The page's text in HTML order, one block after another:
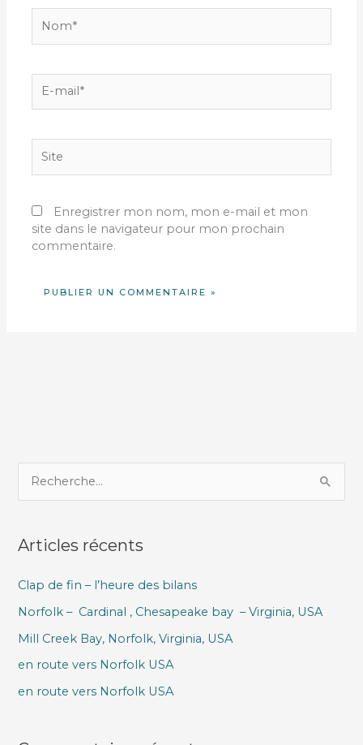
mail*
Enregistrer mon nom, mon e-mail et mon
site dans le navigateur pour mon prochain
commentaire.
h
r
c
h
e
Articles récents
Clap de fin – l’heure des bilans
Norfolk – Cardinal , Chesapeake bay – Virginia, USA
Mill Creek Bay, Norfolk, Virginia, USA
en route vers Norfolk USA
en route vers Norfolk USA